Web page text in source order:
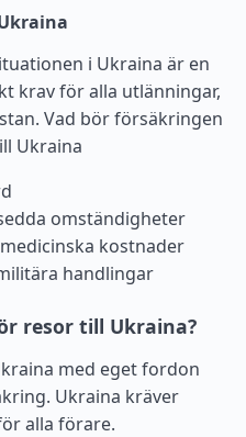
i Ukraina är en
krav för alla utlänningar,
Vad bör försäkringen
Ukraina
omständigheter
kostnader
handlingar
resor till Ukraina?
med eget fordon
Ukraina kräver
alla förare.